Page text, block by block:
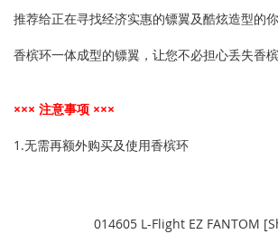
推荐给正在寻找经济实惠的镖翼及酷炫造型的
香槟环一体成型的镖翼，让您不必担心丢失香槟
××× 注意事项 ×××
1.无需再额外购买及使用香槟环
014605 L-Flight EZ FANTOM